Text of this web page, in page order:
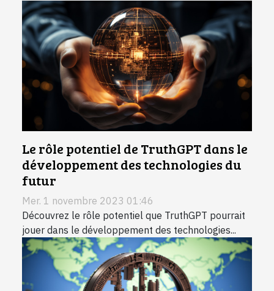
Le rôle potentiel de TruthGPT dans le
développement des technologies du
futur
Mer. 1 novembre 2023 01:46
Découvrez le rôle potentiel que TruthGPT pourrait
jouer dans le développement des technologies...